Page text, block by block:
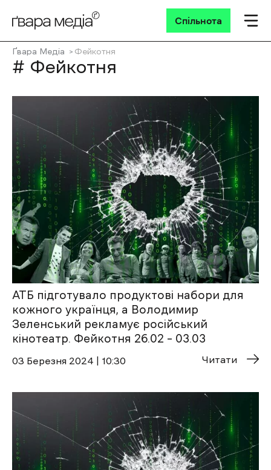
Спільнота
Ґвара Медіа Фейкотня
# Фейкотня
АТБ підготувало продуктові набори для
кожного українця, а Володимир
Зеленський рекламує російський
кінотеатр. Фейкотня 26.02 – 03.03
03 Березня 2024 | 10:30 Читати